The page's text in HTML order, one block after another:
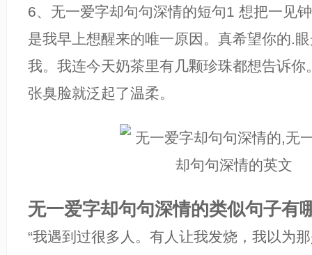
6、无一爱字却句句深情的短句1 想把一见
是我早上想醒来的唯一原因。真希望你的.
我。我连今天奶茶里有几颗珍珠都想告诉你
张臭脸就泛起了温柔。
无一爱字却句句深情的类似句子有
“我遇到过很多人。有人让我发烧，我以为